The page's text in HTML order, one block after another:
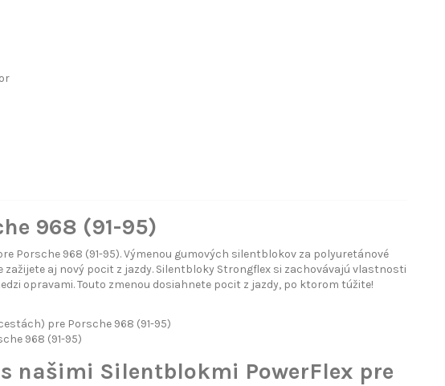
968 (91-95)
Porsche 968 (91-95). Výmenou gumových silentblokov za polyuretánové
aj nový pocit z jazdy. Silentbloky Strongflex si zachovávajú vlastnosti
opravami. Touto zmenou dosiahnete pocit z jazdy, po ktorom túžite!
pre Porsche 968 (91-95)
968 (91-95)
našimi Silentblokmi PowerFlex pre